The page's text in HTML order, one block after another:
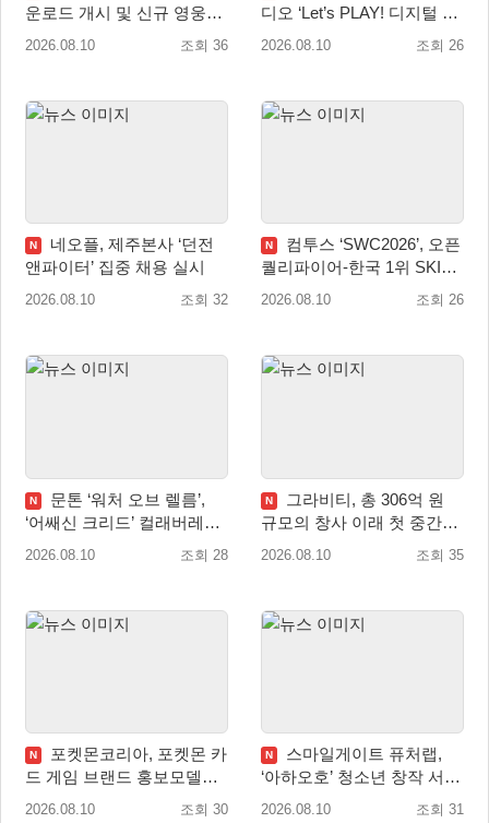
운로드 개시 및 신규 영웅
‘디몬(D.Mon)’ 공개!
2026.08.10 조회 36
디오 ‘Let’s PLAY! 디지털 창
작 탐험대’ 참여 기관 및 멘
2026.08.10 조회 26
N
네오플, 제주본사 ‘던전
앤파이터’ 집중 채용 실시
2026.08.10 조회 32
N
컴투스 ‘SWC2026’, 오픈
퀄리파이어-한국 1위 SKIT
월드 파이널 진출!
2026.08.10 조회 26
N
문톤 ‘워처 오브 렐름’,
‘어쌔신 크리드’ 컬래버레이
션 8월 20일 실시
2026.08.10 조회 28
N
그라비티, 총 306억 원
규모의 창사 이래 첫 중간배
당 확정
2026.08.10 조회 35
N
포켓몬코리아, 포켓몬 카
드 게임 브랜드 홍보모델로
배우 변우석 선정!
2026.08.10 조회 30
N
스마일게이트 퓨처랩,
‘아하오호’ 청소년 창작 서포
터즈 ‘아크크’ 1기 발족
2026.08.10 조회 31